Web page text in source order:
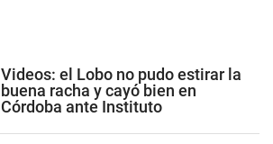
Videos: el Lobo no pudo estirar la
buena racha y cayó bien en
Córdoba ante Instituto